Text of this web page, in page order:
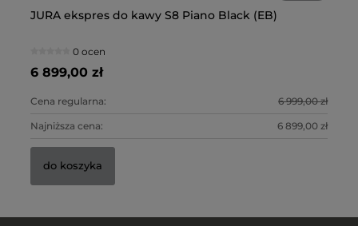
JURA ekspres do kawy S8 Piano Black (EB)
0 ocen
6 899,00 zł
Cena regularna: 6 999,00 zł
Najniższa cena: 6 899,00 zł
do koszyka